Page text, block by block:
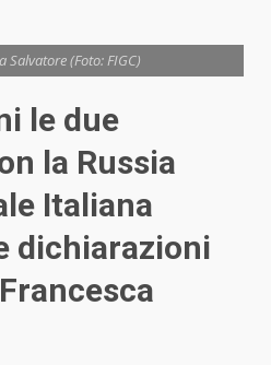
Salvatore (Foto: FIGC)
le due
la Russia
Italiana
dichiarazioni